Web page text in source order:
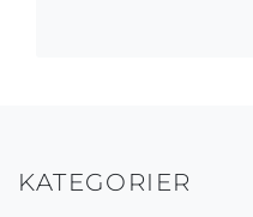
KATEGORIER